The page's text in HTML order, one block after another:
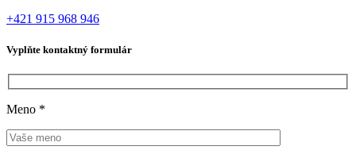
+421 915 968 946
Vyplňte kontaktný formulár
Meno *